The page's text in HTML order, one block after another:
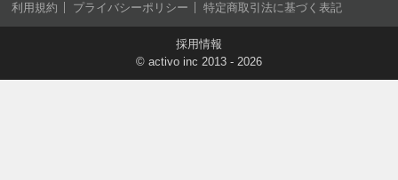
利用規約
プライバシーポリシー 特定商取引法に基づく表記
採用情報
© activo inc 2013 - 2026